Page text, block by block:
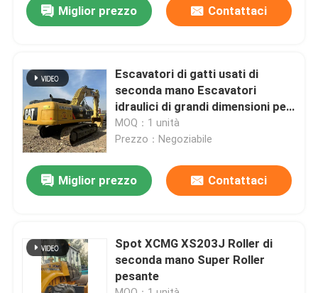
Su di noi
Controllo della qualità
Contattaci
Chiedi un preventivo
Macchine per costruzioni stradali
Macchine da costruzione usate
Miglior prezzo Contattaci
Escavatori di gatti usati di
seconda mano Escavatori
idraulici di grandi dimensioni per
la costruzione stradale dalla
Cina
MOQ：1 unità
Prezzo：Negoziabile
Miglior prezzo Contattaci
Spot XCMG XS203J Roller di
seconda mano Super Roller
pesante